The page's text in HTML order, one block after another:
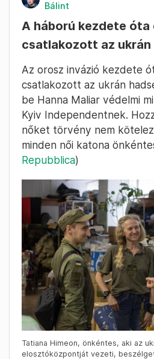
Bálint
A háború kezdete óta
csatlakozott az ukrán
Az orosz invázió kezdete
csatlakozott az ukrán
be Hanna Maliar védelmi
Kyiv Independentnek.
nőket törvény nem
minden női katona
Repubblica)
Tatiana Himeon, önkéntes, aki az
elosztóközpontját vezeti,